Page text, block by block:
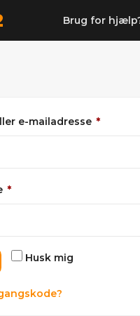
Brug for
e-mailadresse *
*Påkrævet
Husk mig